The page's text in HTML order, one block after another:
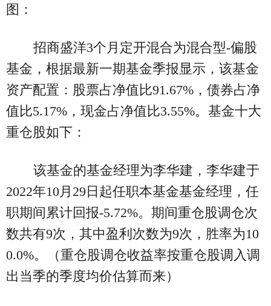
图：
招商盛洋3个月定开混合为混合型-偏股
基金，根据最新一期基金季报显示，该基金
资产配置：股票占净值比91.67%，债券占净
值比5.17%，现金占净值比3.55%。基金十大
重仓股如下：
该基金的基金经理为李华建，李华建于
2022年10月29日起任职本基金基金经理，任
职期间累计回报-5.72%。期间重仓股调仓次
数共有9次，其中盈利次数为9次，胜率为10
0.0%。（重仓股调仓收益率按重仓股调入调
出当季的季度均价估算而来）